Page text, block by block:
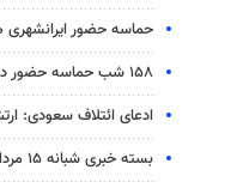
حماسه حضور ایرانشهری ها
۱۵۸ شب حماسه حضور در خیابان های زابل
ادعای ائتلاف سعودی:
بسته خبری شبانه ۱۵ مردادماه ۱۴۰۵ سیستان و بلوچستان